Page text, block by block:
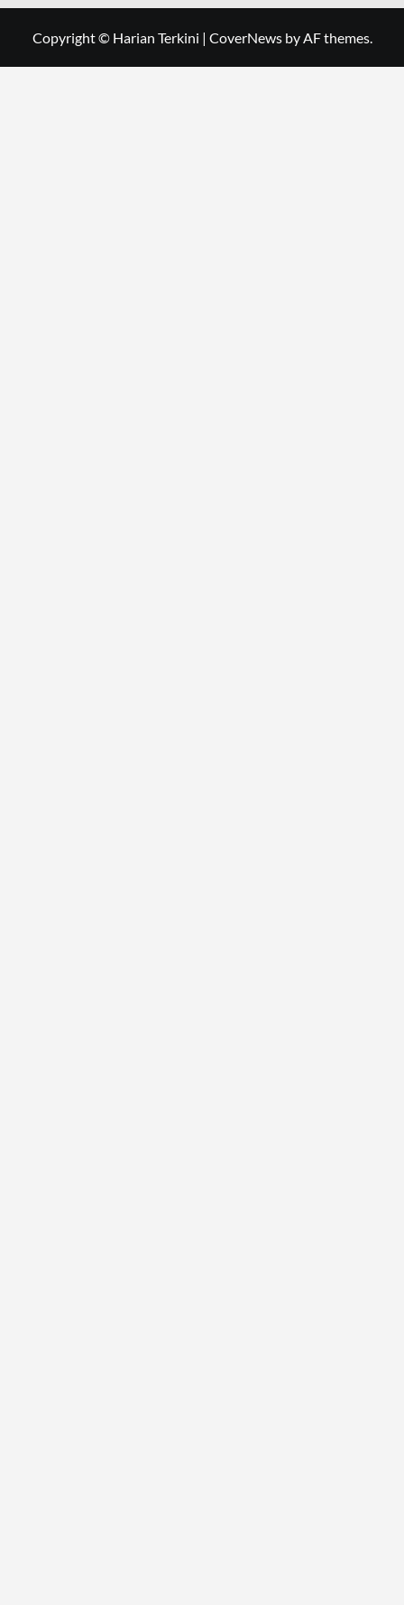
Copyright © Harian Terkini | CoverNewsby AF themes.